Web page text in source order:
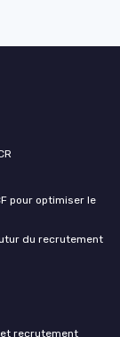
pour optimiser le
du recrutement
et recrutement